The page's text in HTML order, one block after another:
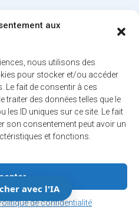
aux
nous utilisons des
pour stocker et/ou accéder
Le fait de consentir à ces
traiter des données telles que le
les ID uniques sur ce site. Le fait
son consentement peut avoir un
et fonctions.
de confidentialité
des-Ormeaux ,
des-Ormeaux